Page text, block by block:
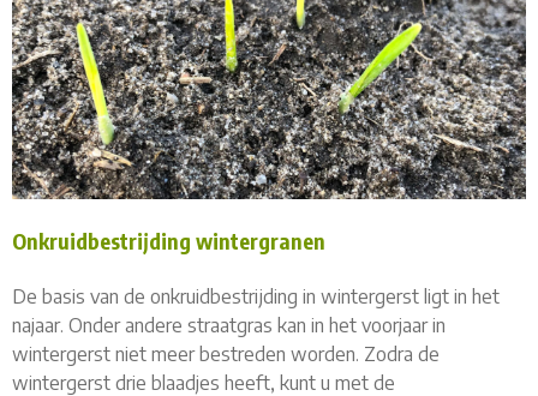
Onkruidbestrijding wintergranen
De basis van de onkruidbestrijding in wintergerst ligt in het
najaar. Onder andere straatgras kan in het voorjaar in
wintergerst niet meer bestreden worden. Zodra de
wintergerst drie blaadjes heeft, kunt u met de